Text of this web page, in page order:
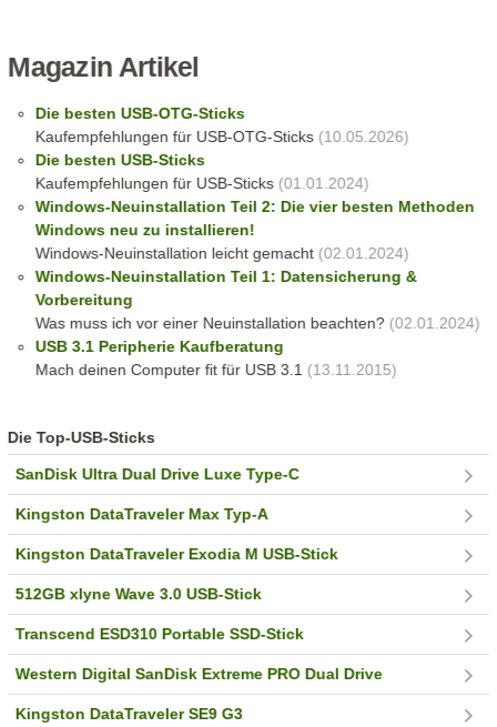
Magazin Artikel
Die besten USB-OTG-Sticks
Kaufempfehlungen für USB-OTG-Sticks(10.05.2026)
Die besten USB-Sticks
Kaufempfehlungen für USB-Sticks(01.01.2024)
Windows-Neuinstallation Teil 2: Die vier besten Methoden
Windows neu zu installieren!
Windows-Neuinstallation leicht gemacht(02.01.2024)
Windows-Neuinstallation Teil 1: Datensicherung &
Vorbereitung
Was muss ich vor einer Neuinstallation beachten?(02.01.2024)
USB 3.1 Peripherie Kaufberatung
Mach deinen Computer fit für USB 3.1 (13.11.2015)
Die Top-USB-Sticks
SanDisk Ultra Dual Drive Luxe Type-C
Kingston DataTraveler Max Typ-A
Kingston DataTraveler Exodia M USB-Stick
512GB xlyne Wave 3.0 USB-Stick
Transcend ESD310 Portable SSD-Stick
Western Digital SanDisk Extreme PRO Dual Drive
Kingston DataTraveler SE9 G3